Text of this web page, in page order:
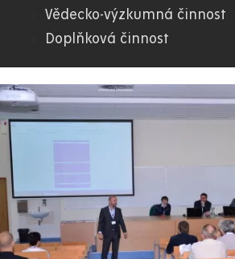
Vědecko-výzkumná činnost
Doplňková činnost